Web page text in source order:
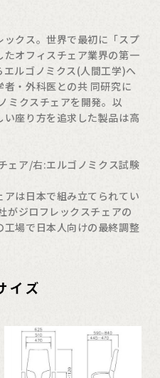
クス。世界で最初に「スプ
たオフィスチェア業界の第一
ルゴノミクス(人間工学)へ
・外科医との共 同研究に
ミクスチェアを開発。以
座り方を追求した製品は高
ェア/右:エルゴノミクス試験
は日本で組み立てられてい
がジロフレックスチェアの
場で日本人向けの最終調整